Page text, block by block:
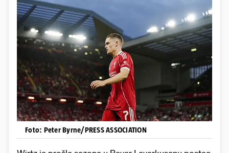
Foto: Peter Byrne/PRESS ASSOCIATION